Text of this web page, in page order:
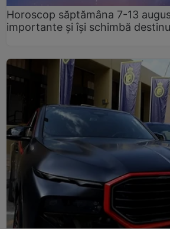
Horoscop săptămâna 7-13
importante și își schimbă